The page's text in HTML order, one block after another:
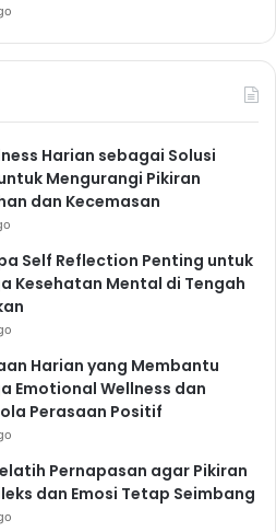
Harian sebagai Solusi
Mengurangi Pikiran
dan Kecemasan
Self Reflection Penting untuk
Kesehatan Mental di Tengah
Harian yang Membantu
Emotional Wellness dan
Perasaan Positif
Pernapasan agar Pikiran
dan Emosi Tetap Seimbang